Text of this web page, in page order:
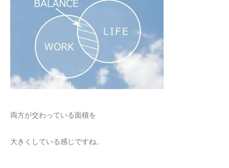
両方が交わっている面積を
大きくしている感じですね。